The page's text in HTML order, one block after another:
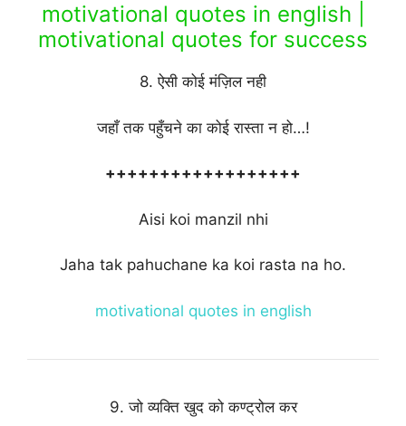
motivational quotes in english |
motivational quotes for success
8. ऐसी कोई मंज़िल नही
जहाँ तक पहुँचने का कोई रास्ता न हो…!
++++++++++++++++++
Aisi koi manzil nhi
Jaha tak pahuchane ka koi rasta na ho.
motivational quotes in english
9. जो व्यक्ति खुद को कण्ट्रोल कर